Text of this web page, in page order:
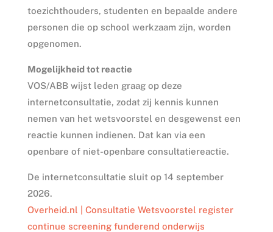
toezichthouders, studenten en bepaalde andere
personen die op school werkzaam zijn, worden
opgenomen.
Mogelijkheid tot reactie
VOS/ABB wijst leden graag op deze
internetconsultatie, zodat zij kennis kunnen
nemen van het wetsvoorstel en desgewenst een
reactie kunnen indienen. Dat kan via een
openbare of niet-openbare consultatiereactie.
De internetconsultatie sluit op 14 september
2026.
Overheid.nl | Consultatie Wetsvoorstel register
continue screening funderend onderwijs